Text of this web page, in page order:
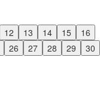
12 13 14 15
16
26 27 28 29
30